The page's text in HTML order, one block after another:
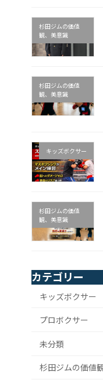
杉田ジムの価値
観、美意識
杉田ジムの価値
観、美意識
キッズボクサー
杉田ジムの価値
観、美意識
カテゴリー
キッズボクサー
プロボクサー
未分類
杉田ジムの価値